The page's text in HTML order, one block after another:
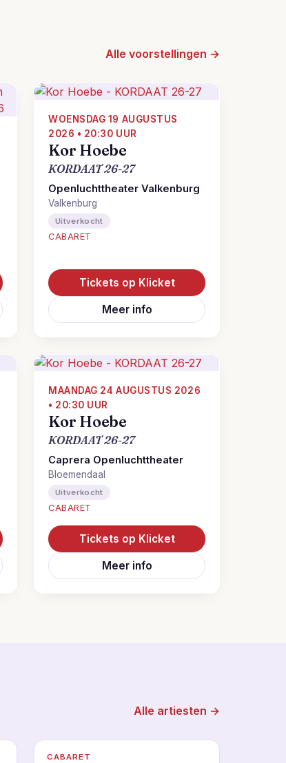
Alle voorstellingen →
WOENSDAG 19 AUGUSTUS
2026 • 20:30 UUR
Kor Hoebe
KORDAAT 26-27
Openluchttheater Valkenburg
Valkenburg
Uitverkocht
CABARET
Tickets op Klicket
Meer info
MAANDAG 24 AUGUSTUS 2026
• 20:30 UUR
Kor Hoebe
KORDAAT 26-27
Caprera Openluchttheater
Bloemendaal
Uitverkocht
CABARET
Tickets op Klicket
Meer info
Alle artiesten →
CABARET